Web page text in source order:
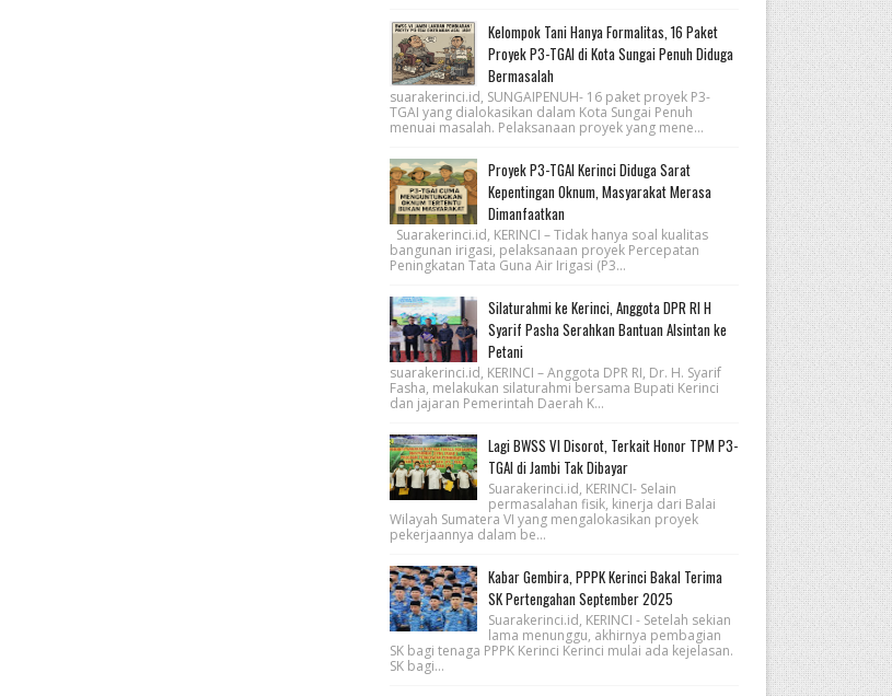
Kelompok Tani Hanya Formalitas, 16 Paket
Proyek P3-TGAI di Kota Sungai Penuh Diduga
Bermasalah
suarakerinci.id, SUNGAIPENUH- 16 paket proyek P3-
TGAI yang dialokasikan dalam Kota Sungai Penuh
menuai masalah. Pelaksanaan proyek yang mene...
Proyek P3-TGAI Kerinci Diduga Sarat
Kepentingan Oknum, Masyarakat Merasa
Dimanfaatkan
Suarakerinci.id, KERINCI – Tidak hanya soal kualitas
bangunan irigasi, pelaksanaan proyek Percepatan
Peningkatan Tata Guna Air Irigasi (P3...
Silaturahmi ke Kerinci, Anggota DPR RI H
Syarif Pasha Serahkan Bantuan Alsintan ke
Petani
suarakerinci.id, KERINCI – Anggota DPR RI, Dr. H. Syarif
Fasha, melakukan silaturahmi bersama Bupati Kerinci
dan jajaran Pemerintah Daerah K...
Lagi BWSS VI Disorot, Terkait Honor TPM P3-
TGAI di Jambi Tak Dibayar
Suarakerinci.id, KERINCI- Selain
permasalahan fisik, kinerja dari Balai
Wilayah Sumatera VI yang mengalokasikan proyek
pekerjaannya dalam be...
Kabar Gembira, PPPK Kerinci Bakal Terima
SK Pertengahan September 2025
Suarakerinci.id, KERINCI - Setelah sekian
lama menunggu, akhirnya pembagian
SK bagi tenaga PPPK Kerinci Kerinci mulai ada kejelasan.
SK bagi...